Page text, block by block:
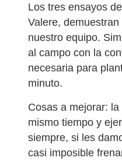
Los tres ensayos
Valere,
nuestro equipo.
al campo con la
necesaria para
minuto.
Cosas a mejorar:
mismo tiempo y
siempre, si les
casi imposible